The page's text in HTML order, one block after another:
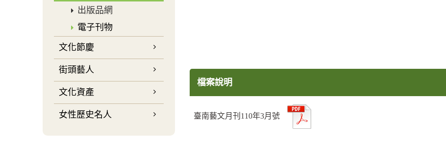
出版品網
電子刊物
文化節慶
街頭藝人
文化資產
女性歷史名人
檔案說明
臺南藝文月刊110年3月號